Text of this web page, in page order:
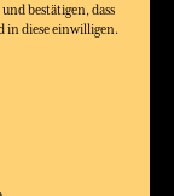
bestätigen, dass
in diese einwilligen.